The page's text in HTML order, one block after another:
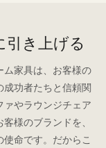
引き上げる
ム家具は、お客様の
功者たちと信頼関
やラウンジチェア
様のブランドを、
命です。だからこ